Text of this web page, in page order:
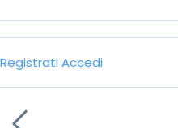
Registrati Accedi